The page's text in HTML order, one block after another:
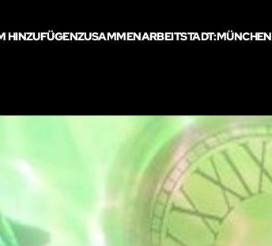
HINZUFÜGENZUSAMMENARBEITSTADT:MÜNCHEN